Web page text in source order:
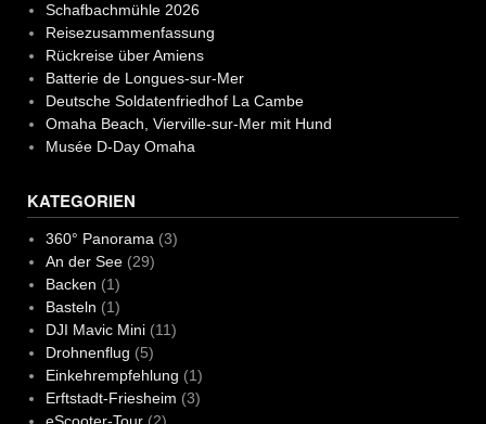
Schafbachmühle 2026
Reisezusammenfassung
Rückreise über Amiens
Batterie de Longues-sur-Mer
Deutsche Soldatenfriedhof La Cambe
Omaha Beach, Vierville-sur-Mer mit Hund
Musée D-Day Omaha
KATEGORIEN
360° Panorama (3)
An der See(29)
Backen (1)
Basteln (1)
DJI Mavic Mini(11)
Drohnenflug (5)
Einkehrempfehlung (1)
Erftstadt-Friesheim (3)